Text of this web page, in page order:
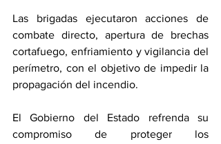
Las brigadas ejecutaron acciones de
combate directo, apertura de brechas
cortafuego, enfriamiento y vigilancia del
perímetro, con el objetivo de impedir la
propagación del incendio.
El Gobierno del Estado refrenda su
compromiso de proteger los